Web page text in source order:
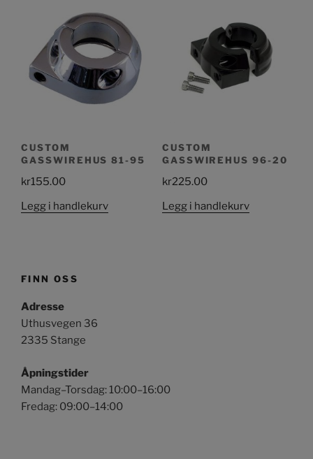
CUSTOM
GASSWIREHUS 81-95
kr155.00
Legg i handlekurv
CUSTOM
GASSWIREHUS 96-20
kr225.00
Legg i handlekurv
FINN OSS
Adresse
Uthusvegen 36
2335 Stange
Åpningstider
Mandag–Torsdag: 10:00–16:00
Fredag: 09:00–14:00